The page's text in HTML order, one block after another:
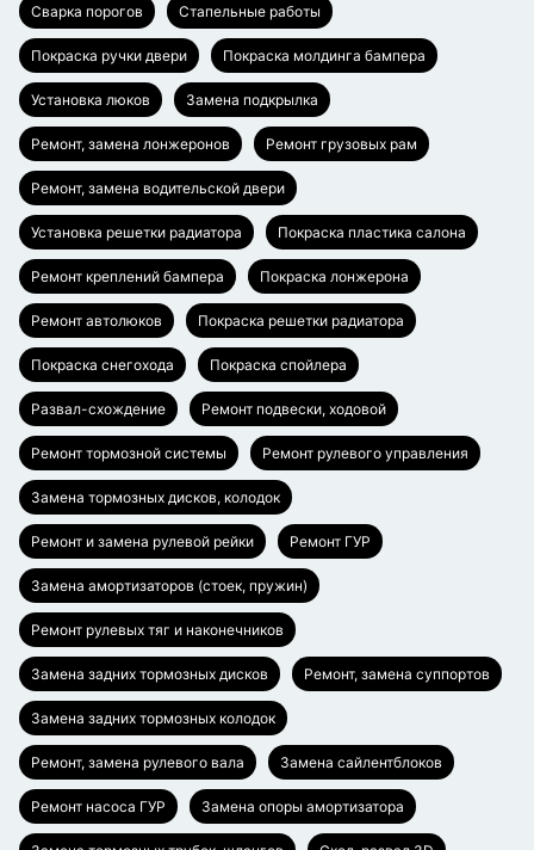
Сварка порогов Стапельные работы
Покраска ручки двери Покраска молдинга бампера
Установка люков Замена подкрылка
Ремонт, замена лонжеронов Ремонт грузовых рам
Ремонт, замена водительской двери
Установка решетки радиатора Покраска пластика салона
Ремонт креплений бампера Покраска лонжерона
Ремонт автолюков Покраска решетки радиатора
Покраска снегохода Покраска спойлера
Развал-схождение Ремонт подвески, ходовой
Ремонт тормозной системы Ремонт рулевого управления
Замена тормозных дисков, колодок
Ремонт и замена рулевой рейки Ремонт ГУР
Замена амортизаторов (стоек, пружин)
Ремонт рулевых тяг и наконечников
Замена задних тормозных дисков Ремонт, замена суппортов
Замена задних тормозных колодок
Ремонт, замена рулевого вала Замена сайлентблоков
Ремонт насоса ГУР Замена опоры амортизатора